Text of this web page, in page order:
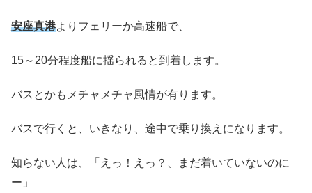
安座真港よりフェリーか高速船で、
15～20分程度船に揺られると到着します。
バスとかもメチャメチャ風情が有ります。
バスで行くと、いきなり、途中で乗り換えになります。
知らない人は、「えっ！えっ？、まだ着いていないのに
ー」